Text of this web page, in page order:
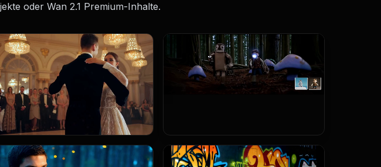
oder Wan 2.1 Premium-Inhalte.